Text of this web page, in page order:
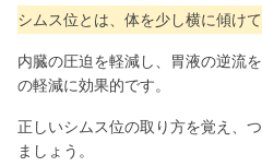
シムス位とは、体を少し横に傾け
内臓の圧迫を軽減し、胃液の逆流
の軽減に効果的です。
正しいシムス位の取り方を覚え、
ましょう。